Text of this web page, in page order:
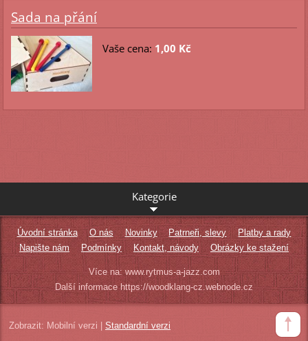
Sada na přání
Vaše cena: 1,00 Kč
Kategorie
Úvodní stránka O nás Novinky Patrneři, slevy
Platby a rady
Napište nám
Podmínky Kontakt, návody Obrázky ke stažení
Více na: www.rytmus-a-jazz.com
Další informace https://woodklang-cz.webnode.cz
Zobrazit: Mobilní verzi Standardní verzi